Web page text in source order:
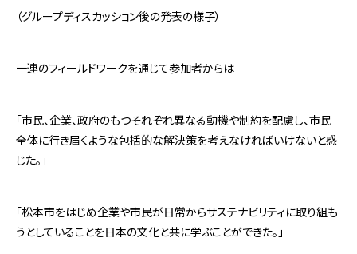
（グループディスカッション後の発表の様子）
一連のフィールドワークを通じて参加者からは
「市民、企業、政府のもつそれぞれ異なる動機や制約を配慮し、市民
全体に行き届くような包括的な解決策を考えなければいけないと感
じた。」
「松本市をはじめ企業や市民が日常からサステナビリティに取り組も
うとしていることを日本の文化と共に学ぶことができた。」